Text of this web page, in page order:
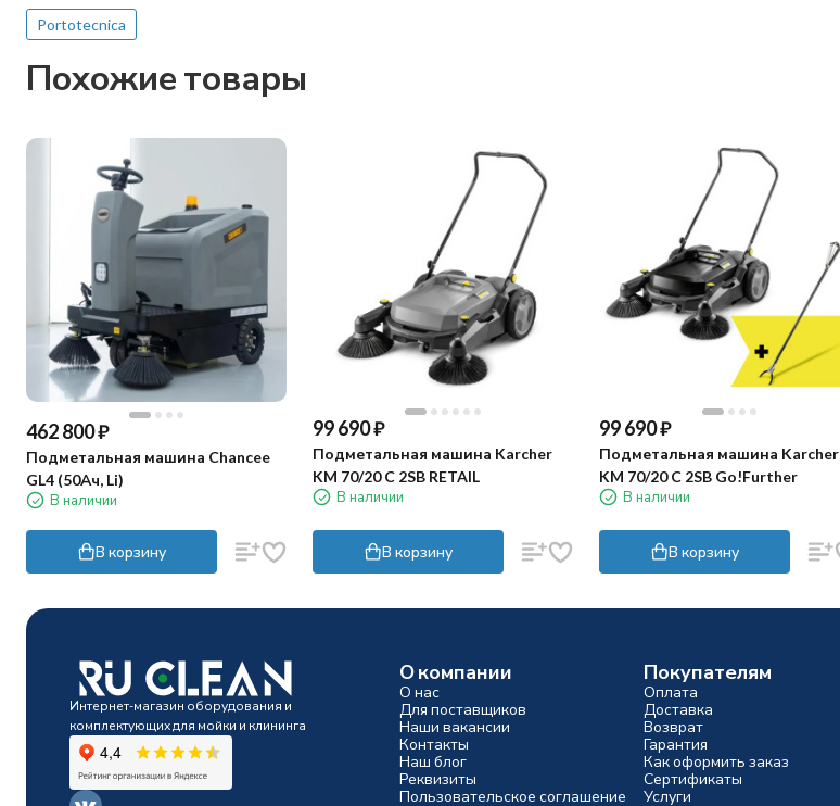
Portotecnica
Похожие товары
462 800₽
Подметальная машина Chancee
GL4 (50Ач, Li)
В наличии
В корзину
99 690₽
Подметальная машина Karcher
KM 70/20 C 2SB RETAIL
В наличии
В корзину
99 690₽
Подметальная машина Karcher
KM 70/20 C 2SB Go!Further
В наличии
В корзину
Интернет-магазин оборудования и
комплектующих для мойки и клининга
О компании
О нас
Для поставщиков
Наши вакансии
Контакты
Наш блог
Реквизиты
Пользовательское соглашение
Покупателям
Оплата
Доставка
Возврат
Гарантия
Как оформить заказ
Сертификаты
Услуги